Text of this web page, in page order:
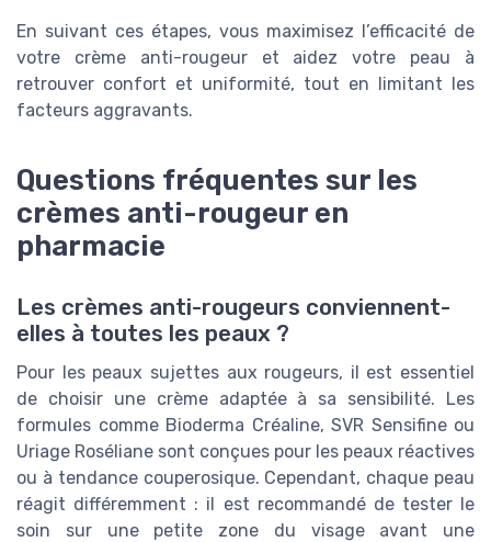
En suivant ces étapes, vous maximisez l’efficacité de
votre crème anti-rougeur et aidez votre peau à
retrouver confort et uniformité, tout en limitant les
facteurs aggravants.
Questions fréquentes sur les
crèmes anti-rougeur en
pharmacie
Les crèmes anti-rougeurs conviennent-
elles à toutes les peaux ?
Pour les peaux sujettes aux rougeurs, il est essentiel
de choisir une crème adaptée à sa sensibilité. Les
formules comme Bioderma Créaline, SVR Sensifine ou
Uriage Roséliane sont conçues pour les peaux réactives
ou à tendance couperosique. Cependant, chaque peau
réagit différemment : il est recommandé de tester le
soin sur une petite zone du visage avant une